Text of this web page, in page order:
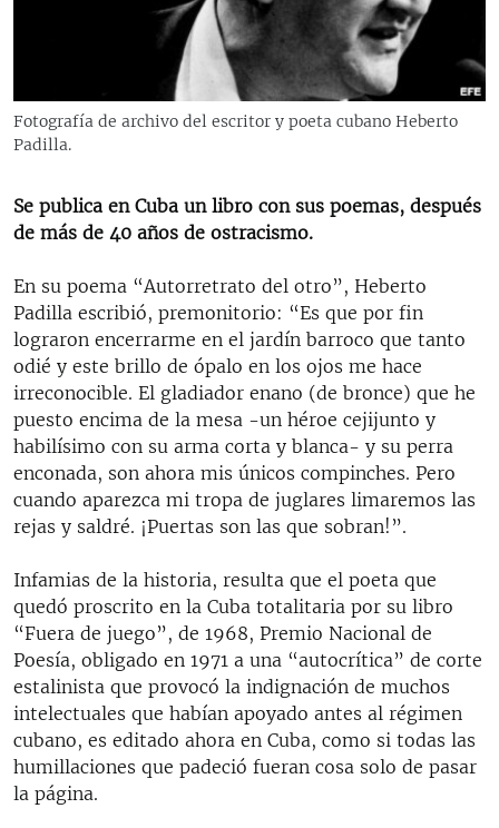
ESPECIALES
LA REALIDAD DE LA VIVIENDA EN CUBA
KENTU-CUBANO
DESINFORMACIÓN RUSA EN AMÉRICA LATINA
LA INVASIÓN DE RUSIA A UCRANIA
MULTIMEDIA
EDITORIALES
SÍGUENOS
Fotografía de archivo del escritor y poeta cubano Heberto
Padilla.
Se publica en Cuba un libro con sus poemas, después
de más de 40 años de ostracismo.
En su poema “Autorretrato del otro”, Heberto
Padilla escribió, premonitorio: “Es que por fin
lograron encerrarme en el jardín barroco que tanto
odié y este brillo de ópalo en los ojos me hace
irreconocible. El gladiador enano (de bronce) que he
puesto encima de la mesa -un héroe cejijunto y
habilísimo con su arma corta y blanca- y su perra
enconada, son ahora mis únicos compinches. Pero
cuando aparezca mi tropa de juglares limaremos las
rejas y saldré. ¡Puertas son las que sobran!”.
Infamias de la historia, resulta que el poeta que
quedó proscrito en la Cuba totalitaria por su libro
“Fuera de juego”, de 1968, Premio Nacional de
Poesía, obligado en 1971 a una “autocrítica” de corte
estalinista que provocó la indignación de muchos
intelectuales que habían apoyado antes al régimen
cubano, es editado ahora en Cuba, como si todas las
humillaciones que padeció fueran cosa solo de pasar
la página.